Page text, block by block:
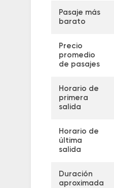
Pasaje más
barato
Precio
promedio
de pasajes
Horario de
primera
salida
Horario de
última
salida
Duración
aproximada